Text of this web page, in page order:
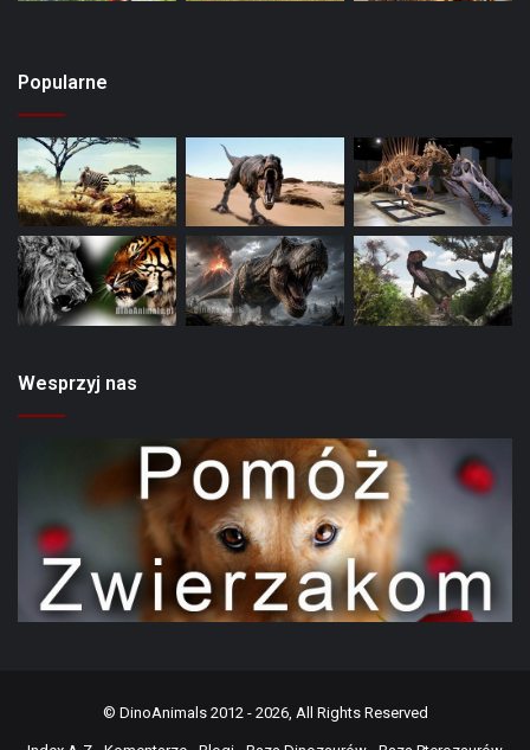
Popularne
Wesprzyj nas
© DinoAnimals2012 - 2026, All Rights Reserved